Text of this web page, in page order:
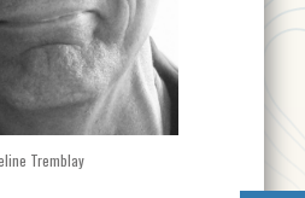
Tremblay